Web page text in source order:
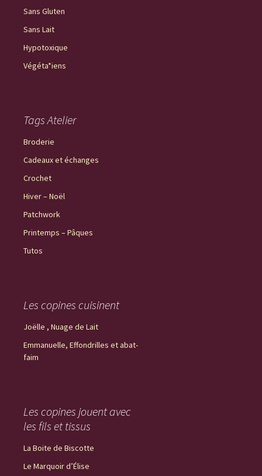
Sans Gluten
Sans Lait
Hypotoxique
Végéta*iens
Tags Atelier
Broderie
Cadeaux et échanges
Crochet
Hiver – Noël
Patchwork
Printemps – Pâques
Tutos
Les copines cuisinent
Joëlle , Nuage de Lait
Emmanuelle, Effondrilles et abat-
faim
Les copines jouent avec
les fils et tissus
La Boite de Biscotte
Le Marquoir d’Élise